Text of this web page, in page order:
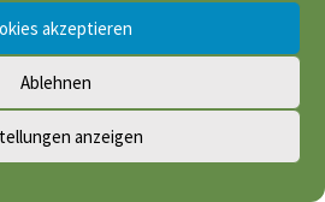
akzeptieren
Ablehnen
anzeigen